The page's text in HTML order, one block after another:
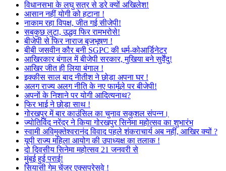
विधानसभा के लघु सत्र से डरे क्यों अखिलेश!
आसान नहीं योगी को हटाना !
नाकाम रहा विपक्ष, जीत गई सीजेपी!
सबकुछ लुटा, उद्धव फिर रामभरोसे!
बीजेपी से फिर नाराज बृजभूषण !
बीबी जसवीन कौर बनी SGPC की धर्म-कोआर्डिनेटर
आखिरकार बंगाल में बीजेपी सरकार, मुखिया बने सुर्वेंदु!
आखिर जीत ही लिया बंगाल !
इक्कीस साल बाद नीतीश ने छोड़ा अपना घर !
अलग राज्य अलग नीति के नए फार्मूले पर बीजेपी!
अपनों के निशाने पर योगी आदित्यनाथ?
फिर भाई ने छोड़ा साथ !
गोरखपुर में बार काउंसिल का चुनाव सकुशल संपन्न।
ज्योतिर्विद नरेंद्र ने किया गोरखपुर सिनेमा महोत्सव का शुभारंभ
स्वामी अविमुक्तेश्वरानंद विवाद पहले शंकराचार्य अब नहीं, आखिर क्यों ?
यूपी राज्य महिला आयोग की उपाध्यक्ष का तलाक !
दो दिवसीय सिनेमा महोत्सव 21 जनवरी से
मुंबई हुई पराई!
सियासी गेम चेंजर एक्सप्रेसवे !